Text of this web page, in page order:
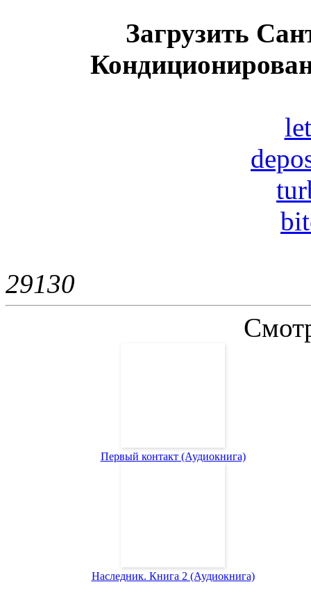
Загрузить
29130
Первый контакт (Аудиокнига)
Наследник. Книга 2 (Аудиокнига)